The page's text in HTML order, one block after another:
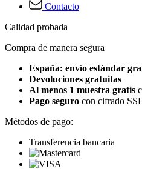
Contacto
Calidad probada
Compra de manera segura
España: envío estándar
Devoluciones gratuitas
Al menos 1 muestra gratis
Pago seguro con cifrado
Métodos de pago:
Transferencia bancaria